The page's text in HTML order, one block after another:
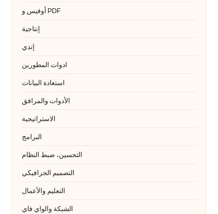
أوفيس و PDF
إنتاجية
إندي
ادوات المطورين
استعادة البيانات
الأدوات والمرافق
الاستراتيجية
البرامج
التحسين، ضبط النظام
التصميم الجرافيكي
التعليم والأعمال
الشبكة والواي فاي